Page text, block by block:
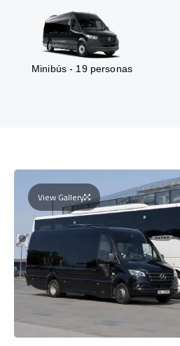
Minibús - 19 personas
View Gallery